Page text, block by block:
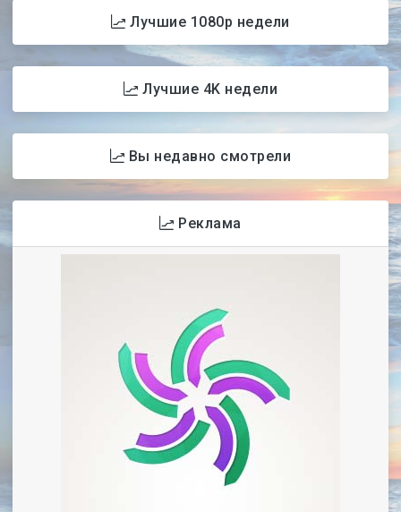
Лучшие 1080p недели
Лучшие 4K недели
Вы недавно смотрели
Реклама